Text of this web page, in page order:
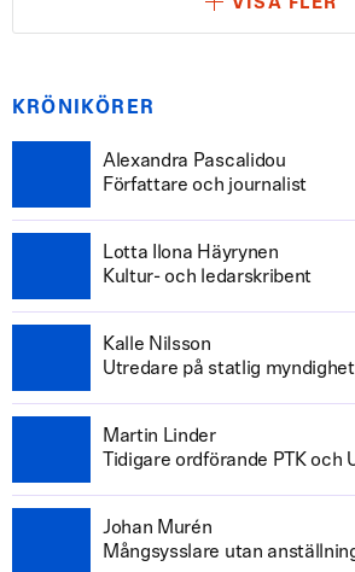
VISA FLER
KRÖNIKÖRER
Alexandra Pascalidou
Författare och journalist
Lotta Ilona Häyrynen
Kultur- och ledarskribent
Kalle Nilsson
Utredare på statlig myndighet
Martin Linder
Tidigare ordförande PTK och
Johan Murén
Mångsysslare utan